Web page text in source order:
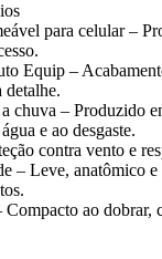
para celular –
Equip –
detalhe.
chuva – Produzido
e ao desgaste.
contra vento e
– Leve, anatômico
ao dobrar,